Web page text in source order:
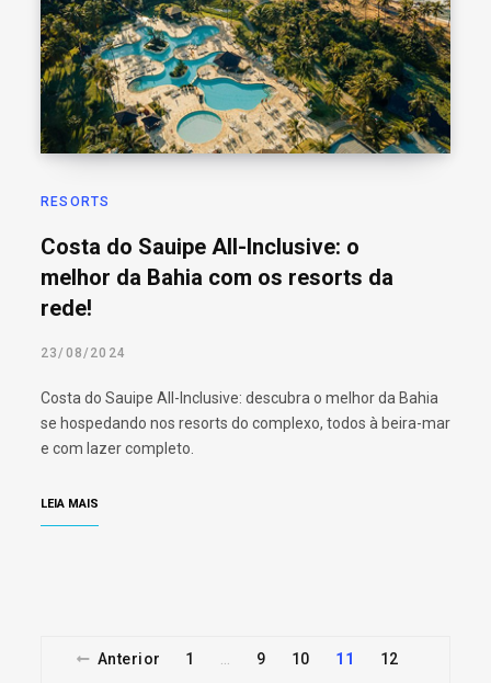
RESORTS
Costa do Sauipe All-Inclusive: o
melhor da Bahia com os resorts da
rede!
23/08/2024
Costa do Sauipe All-Inclusive: descubra o melhor da Bahia
se hospedando nos resorts do complexo, todos à beira-mar
e com lazer completo.
LEIA MAIS
Anterior 1 … 9 10 11
12